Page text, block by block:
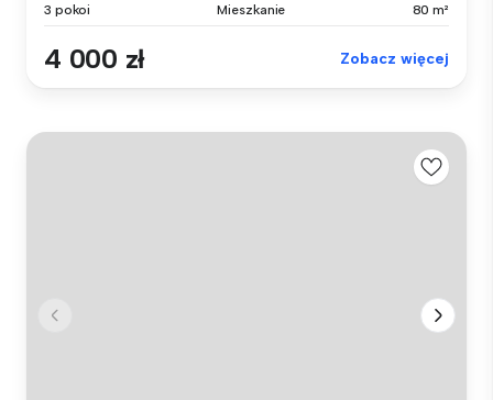
3 pokoi Mieszkanie 80 m²
4 000 zł Zobacz więcej